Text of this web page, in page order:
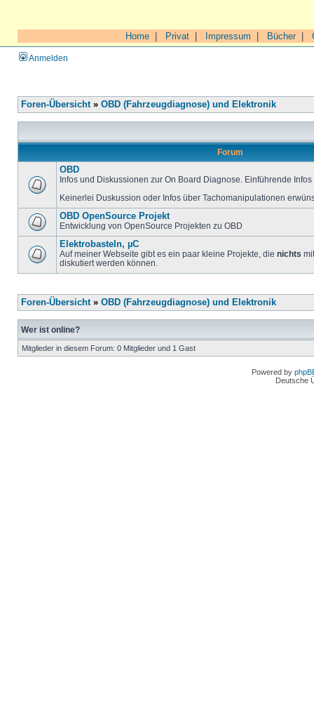
Home Privat Impressum Bücher|
Anmelden
Foren-Übersicht» OBD (Fahrzeugdiagnose) und Elektronik
Forum
OBD
Infos und Diskussionen zur On Board Diagnose. Einführende
Keinerlei Duskussion oder Infos über Tachomanipulationen
OBD OpenSource Projekt
Entwicklung von OpenSource Projekten zu OBD
Elektrobasteln, µC
Auf meiner Webseite gibt es ein paar kleine Projekte, die nichts
diskutiert werden können.
Foren-Übersicht» OBD (Fahrzeugdiagnose) und Elektronik
Wer ist online?
Mitglieder in diesem Forum: 0 Mitglieder und 1 Gast
Powered by
Deutsche